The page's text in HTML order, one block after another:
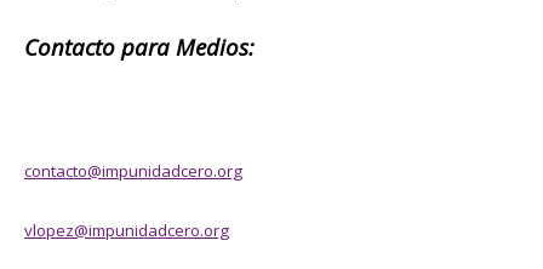
Contacto para Medios:
contacto@impunidadcero.org
vlopez@impunidadcero.org